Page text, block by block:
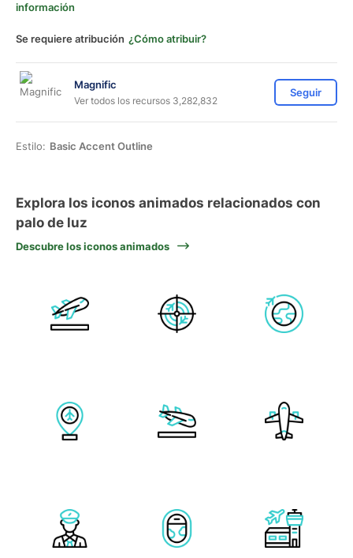
información
Se requiere atribución ¿Cómo atribuir?
Magnific
Ver todos los recursos 3,282,832
Seguir
Estilo: Basic Accent Outline
Explora los iconos animados relacionados con
palo de luz
Descubre los iconos animados